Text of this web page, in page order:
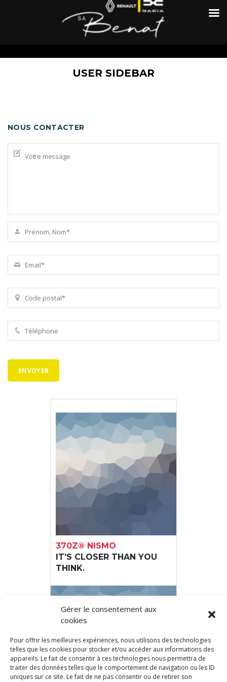
Gérer le consentement aux
cookies
Pour offrir les meilleures expériences, nous utilisons des technologies
telles que les cookies pour stocker et/ou accéder aux informations des
appareils. Le fait de consentir à ces technologies nous permettra de
traiter des données telles que le comportement de navigation ou les ID
uniques sur ce site. Le fait de ne pas consentir ou de retirer son
USER SIDEBAR
NOUS CONTACTER
370Z® NISMO
IT’S CLOSER THAN YOU
THINK.